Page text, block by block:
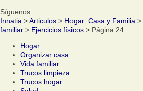
Síguenos
Innatia >Articulos > Hogar: Casa y Familia >
familiar > Ejercicios físicos > Página 24
Hogar
Organizar casa
Vida familiar
Trucos limpieza
Trucos hogar